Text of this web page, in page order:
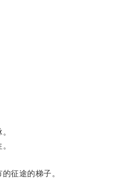
征途的梯子。